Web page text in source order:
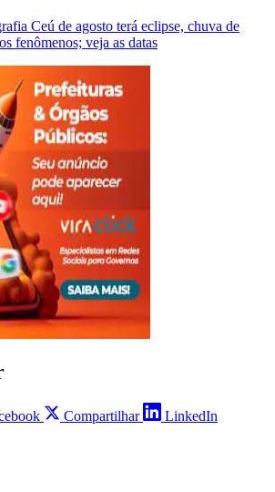
Ceú de agosto terá eclipse, chuva de
fenômenos; veja as datas
Compartilhar LinkedIn